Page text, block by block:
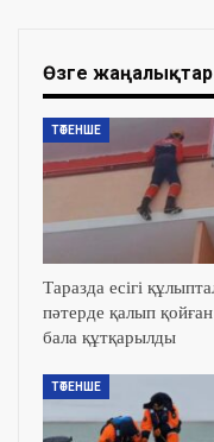
Өзге жаңалықтар
ТӨТЕНШЕ
Таразда есігі
пәтерде қалып
бала құтқарылды
ТӨТЕНШЕ